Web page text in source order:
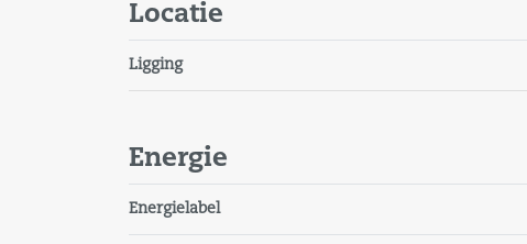
Locatie
Ligging
Energie
Energielabel